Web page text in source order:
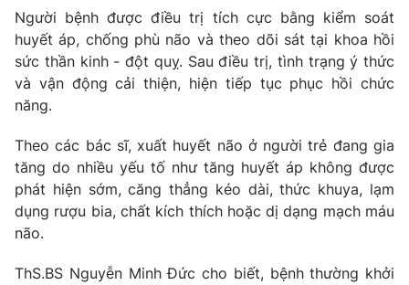
Giải sao mai
Làm đẹp
Chất lượng cuộc sống
Tuyển sinh
Học trực tuyến
Công nghệ
Hitech Công nghệ tương lai
Thị trường
Tư vấn
Giao lưu trực tuyến
Lịch phát sóng
Chuyên mục khác
Podcast
Người bệnh được điều trị tích cực bằng kiểm soát
huyết áp, chống phù não và theo dõi sát tại khoa hồi
sức thần kinh - đột quỵ. Sau điều trị, tình trạng ý thức
và vận động cải thiện, hiện tiếp tục phục hồi chức
năng.
Theo các bác sĩ, xuất huyết não ở người trẻ đang gia
tăng do nhiều yếu tố như tăng huyết áp không được
phát hiện sớm, căng thẳng kéo dài, thức khuya, lạm
dụng rượu bia, chất kích thích hoặc dị dạng mạch máu
não.
ThS.BS Nguyễn Minh Đức cho biết, bệnh thường khởi